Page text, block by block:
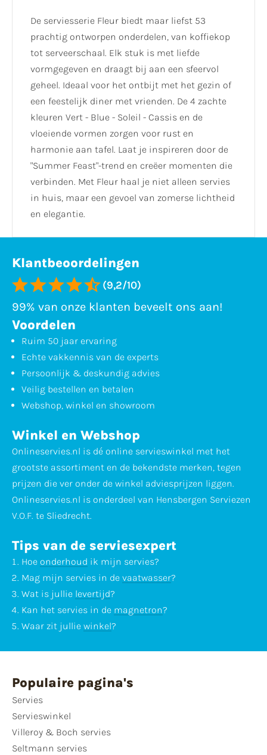
De serviesserie Fleur biedt maar liefst 53
prachtig ontworpen onderdelen, van koffiekop
tot serveerschaal. Elk stuk is met liefde
vormgegeven en draagt bij aan een sfeervol
geheel. Ideaal voor het ontbijt met het gezin of
een feestelijk diner met vrienden. De 4 zachte
kleuren Vert - Blue - Soleil - Cassis en de
vloeiende vormen zorgen voor rust en
harmonie aan tafel. Laat je inspireren door de
"Summer Feast"-trend en creëer momenten die
verbinden. Met Fleur haal je niet alleen servies
in huis, maar een gevoel van zomerse lichtheid
en elegantie.
Klantbeoordelingen
(9,2/10)
99% van onze klanten beveelt ons aan!
Voordelen
Ruim 50 jaar ervaring
Echte vakkennis van de experts
Persoonlijk & deskundig advies
Veilig bestellen en betalen
Webshop, winkel en showroom
Winkel en Webshop
Onlineservies.nl is dé online servieswinkel met het
grootste assortiment en de bekendste merken, tegen
prijzen die ver onder de winkel adviesprijzen liggen.
Onlineservies.nl is onderdeel van Hensbergen Serviezen
V.O.F. te Sliedrecht.
Tips van de serviesexpert
Hoe onderhoud ik mijn servies?
Mag mijn servies in de vaatwasser?
Wat is jullie levertijd?
Kan het servies in de magnetron?
Waar zit jullie winkel?
Populaire pagina's
Servies
Servieswinkel
Villeroy & Boch servies
Seltmann servies